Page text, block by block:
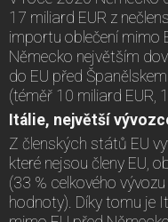
17 miliard EUR z
importu oblečení mimo
Německo největším
do EU před
(téměř 10 miliard EUR,
Itálie, největší
Z členských států EU
které nejsou členy EU,
(33 % celkového
hodnoty). Díky tomu je